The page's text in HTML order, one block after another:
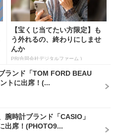
【宝くじ当てたい方限定】も
う外れるの、終わりにしませ
んか
PR(合同会社デジタルファーム )
ランド「TOM FORD BEAU
トに出席！(...
腕時計ブランド「CASIO」
出席！(PHOTO9...